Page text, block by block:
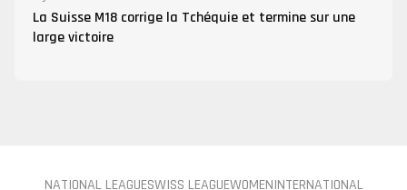
La Suisse M18 corrige la Tchéquie et termine sur une
large victoire
NATIONAL LEAGUESWISS LEAGUEWOMENINTERNATIONAL